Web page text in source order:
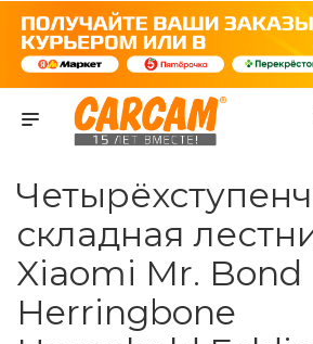
складная
Xiaomi Mr. Bond
Herringbone